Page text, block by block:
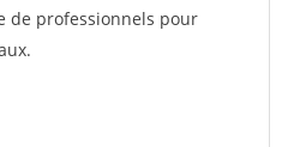
de professionnels pour